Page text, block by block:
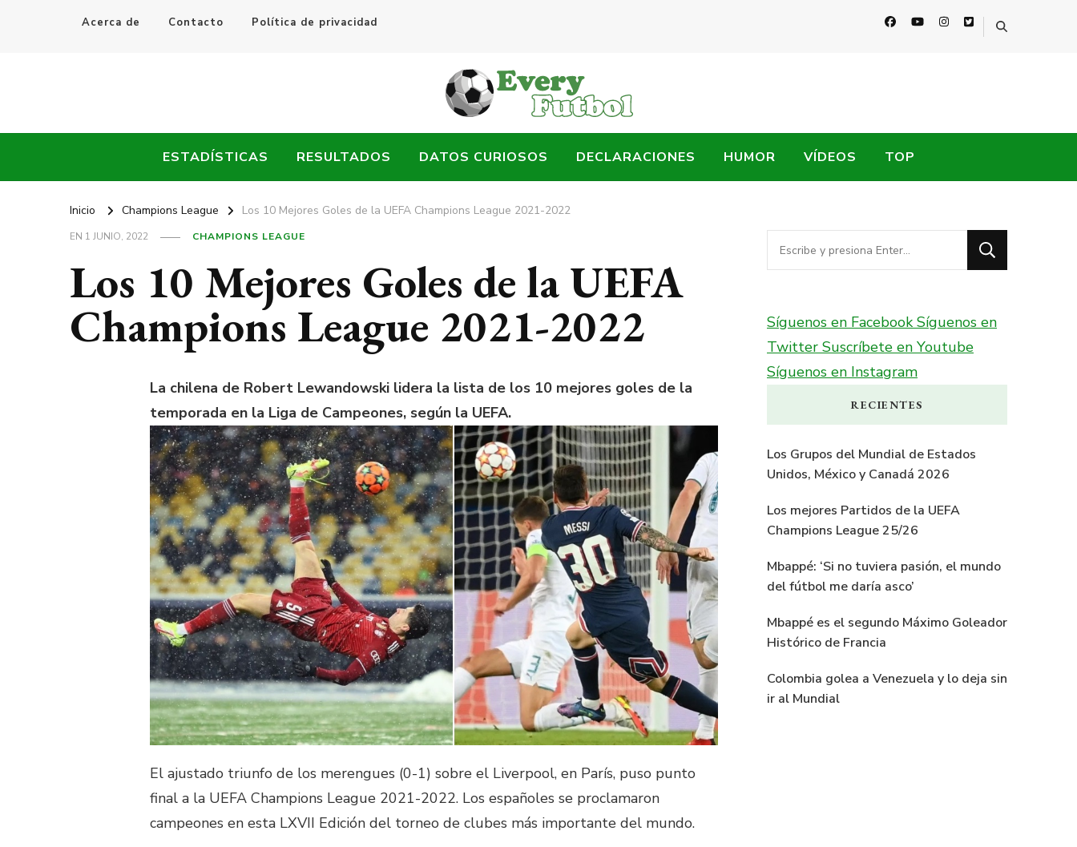
Acerca de Contacto Política de privacidad
Every Fútbol
ESTADÍSTICAS RESULTADOS DATOS CURIOSOS DECLARACIONES HUMOR VÍDEOS TOP
Inicio Champions League Los 10 Mejores Goles de la UEFA Champions League 2021-2022
EN 1 JUNIO, 2022 CHAMPIONS LEAGUE
Los 10 Mejores Goles de la UEFA
Champions League 2021-2022
La chilena de Robert Lewandowski lidera la lista de los 10 mejores goles de la
temporada en la Liga de Campeones, según la UEFA.
El ajustado triunfo de los merengues (0-1) sobre el Liverpool, en París, puso punto
final a la UEFA Champions League 2021-2022. Los españoles se proclamaron
campeones en esta LXVII Edición del torneo de clubes más importante del mundo.
¿Buscas
algo?
Síguenos en FacebookSíguenos en
Twitter Suscríbete en Youtube
Síguenos en Instagram
RECIENTES
Los Grupos del Mundial de Estados
Unidos, México y Canadá 2026
Los mejores Partidos de la UEFA
Champions League 25/26
Mbappé: ‘Si no tuviera pasión, el mundo
del fútbol me daría asco’
Mbappé es el segundo Máximo Goleador
Histórico de Francia
Colombia golea a Venezuela y lo deja sin
ir al Mundial